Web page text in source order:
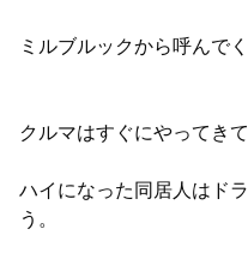
ミルブルックから呼んで
クルマはすぐにやってきて
ハイになった同居人はド
う。